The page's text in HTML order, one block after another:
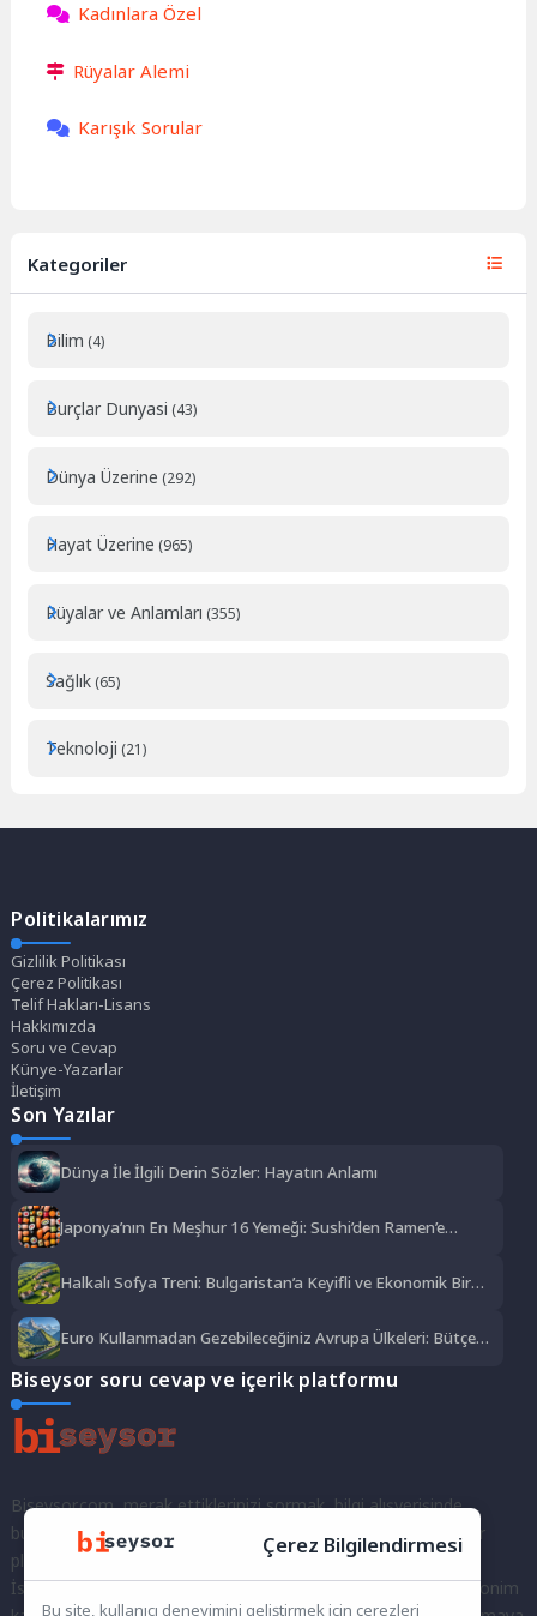
Kadınlara Özel
Rüyalar Alemi
Karışık Sorular
Kategoriler
Bilim (4)
Burçlar Dunyasi (43)
Dünya Üzerine (292)
Hayat Üzerine (965)
Rüyalar ve Anlamları (355)
Sağlık (65)
Teknoloji (21)
Politikalarımız
Gizlilik Politikası
Çerez Politikası
Telif Hakları-Lisans
Hakkımızda
Soru ve Cevap
Künye-Yazarlar
İletişim
Son Yazılar
Dünya İle İlgili Derin Sözler: Hayatın Anlamı
Japonya’nın En Meşhur 16 Yemeği: Sushi’den Ramen’e
Halkalı Sofya Treni: Bulgaristan’a Keyifli ve Ekonomik Bir
Euro Kullanmadan Gezebileceğiniz Avrupa Ülkeleri: Bütçe
Biseysor soru cevap ve içerik platformu
Biseysor.com, merak ettiklerinizi sormak, bilgi alışverişinde
bulunmak ve fikirlerinizi paylaşmak için bir araya geldiğimiz bir
platformdur.
İster kayıtlı bir kullanıcı olarak topluluğumuza katılın, ister anonim
Çerez Bilgilendirmesi
Bu site, kullanıcı deneyimini geliştirmek için çerezleri